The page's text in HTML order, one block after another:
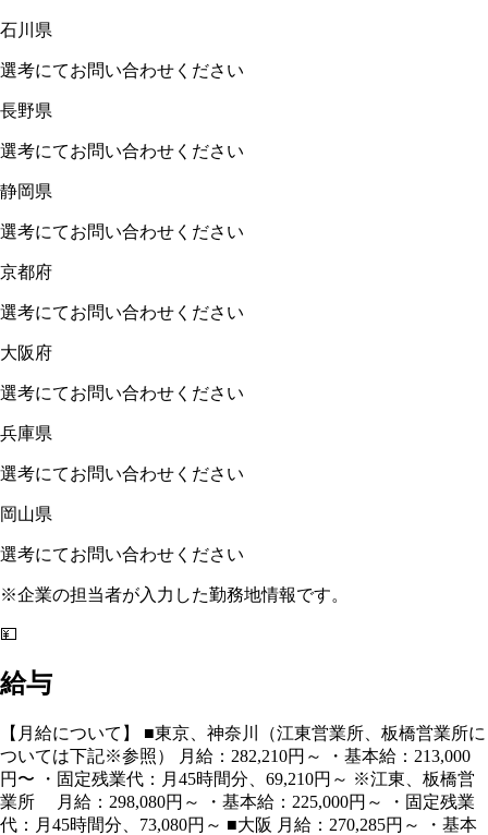
石川県
選考にてお問い合わせください
長野県
選考にてお問い合わせください
静岡県
選考にてお問い合わせください
京都府
選考にてお問い合わせください
大阪府
選考にてお問い合わせください
兵庫県
選考にてお問い合わせください
岡山県
選考にてお問い合わせください
※企業の担当者が入力した勤務地情報です。
💴
給与
【月給について】 ■東京、神奈川（江東営業所、板橋営業所に
ついては下記※参照） 月給：282,210円～ ・基本給：213,000
円〜 ・固定残業代：月45時間分、69,210円～ ※江東、板橋営
業所 月給：298,080円～ ・基本給：225,000円～ ・固定残業
代：月45時間分、73,080円～ ■大阪 月給：270,285円～ ・基本